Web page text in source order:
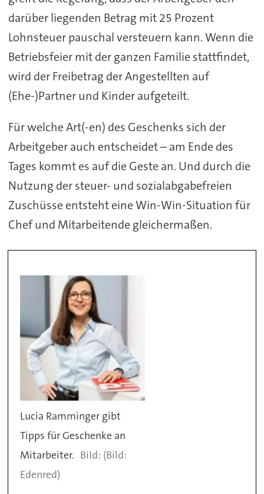
darüber liegenden Betrag mit 25 Prozent
Lohnsteuer pauschal versteuern kann. Wenn die
Betriebsfeier mit der ganzen Familie stattfindet,
wird der Freibetrag der Angestellten auf
(Ehe-)Partner und Kinder aufgeteilt.
Für welche Art(-en) des Geschenks sich der
Arbeitgeber auch entscheidet – am Ende des
Tages kommt es auf die Geste an. Und durch die
Nutzung der steuer- und sozialabgabefreien
Zuschüsse entsteht eine Win-Win-Situation für
Chef und Mitarbeitende gleichermaßen.
Lucia Ramminger gibt
Tipps für Geschenke an
Mitarbeiter.
(Bild:
Edenred)